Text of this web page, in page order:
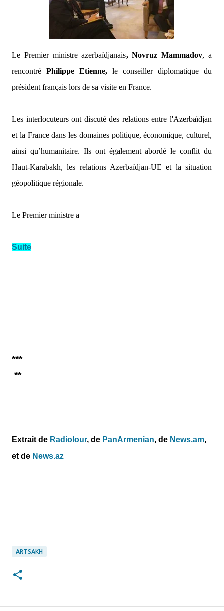
Le Premier ministre azerbaïdjanais, Novruz Mammadov, a
rencontré Philippe Etienne, le conseiller diplomatique du
président français lors de sa visite en France.
Les interlocuteurs ont discuté des relations entre l'Azerbaïdjan
et la France dans les domaines politique, économique, culturel,
ainsi qu’humanitaire. Ils ont également abordé le conflit du
Haut-Karabakh, les relations Azerbaïdjan-UE et la situation
géopolitique régionale.
Le Premier ministre a
Suite
***
**
Extrait de Radiolour, de PanArmenian, de News.am,
et de News.az
ARTSAKH